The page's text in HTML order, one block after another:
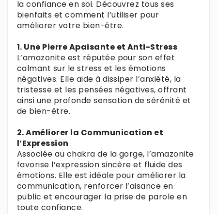
la confiance en soi. Découvrez tous ses
bienfaits et comment l’utiliser pour
améliorer votre bien-être.
1. Une Pierre Apaisante et Anti-Stress
L’amazonite est réputée pour son effet
calmant sur le stress et les émotions
négatives. Elle aide à dissiper l’anxiété, la
tristesse et les pensées négatives, offrant
ainsi une profonde sensation de sérénité et
de bien-être.
2. Améliorer la Communication et
l’Expression
Associée au chakra de la gorge, l’amazonite
favorise l’expression sincère et fluide des
émotions. Elle est idéale pour améliorer la
communication, renforcer l’aisance en
public et encourager la prise de parole en
toute confiance.